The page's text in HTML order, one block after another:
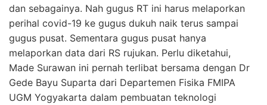
dan sebagainya. Nah gugus RT ini harus melaporkan
perihal covid-19 ke gugus dukuh naik terus sampai
gugus pusat. Sementara gugus pusat hanya
melaporkan data dari RS rujukan. Perlu diketahui,
Made Surawan ini pernah terlibat bersama dengan Dr
Gede Bayu Suparta dari Departemen Fisika FMIPA
UGM Yogyakarta dalam pembuatan teknologi